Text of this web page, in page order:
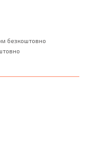
безкоштовно